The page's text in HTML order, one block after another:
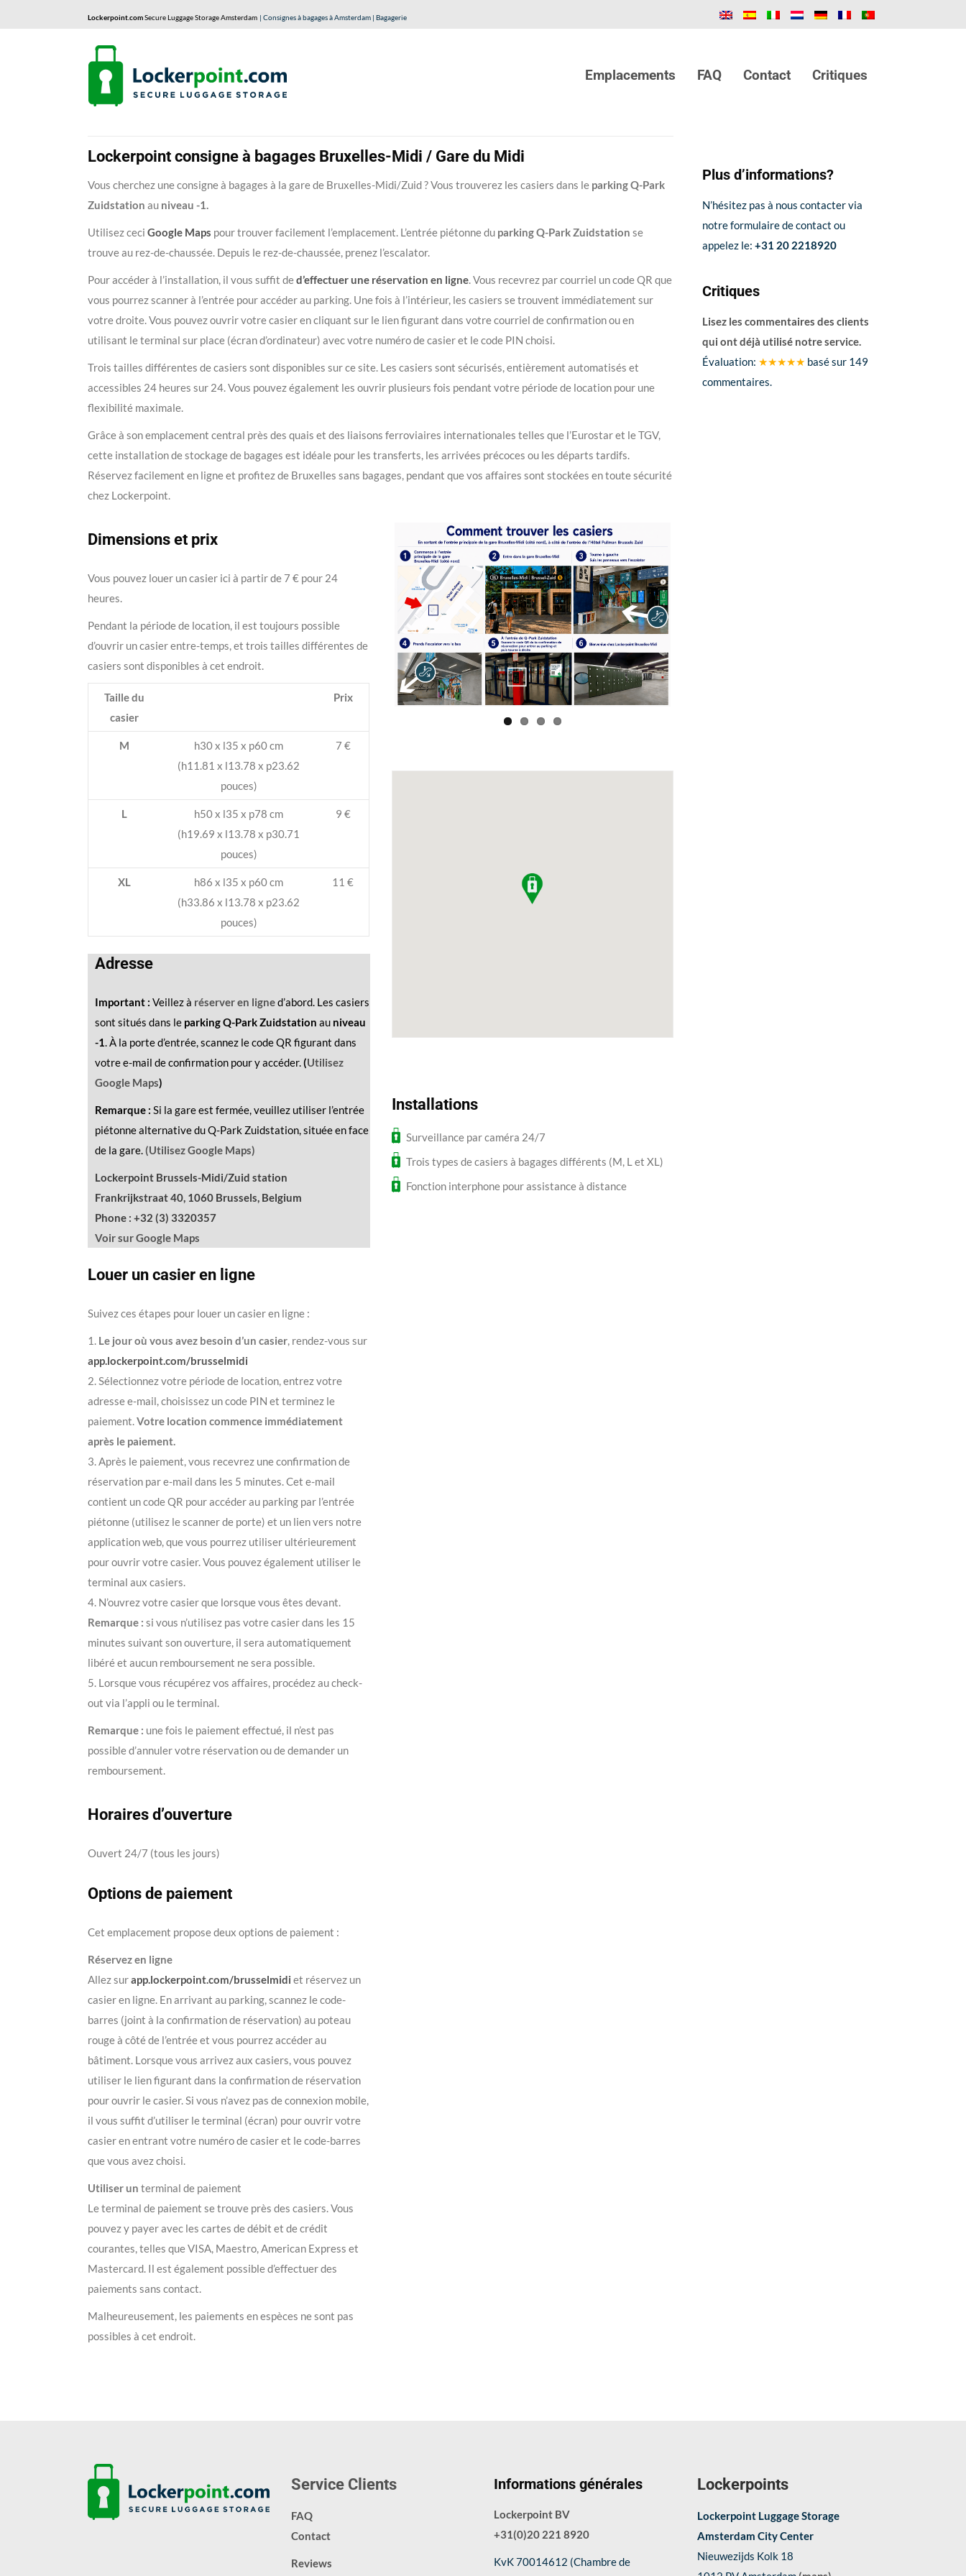
Lockerpoint.comSecure Luggage Storage Amsterdam | Consignes à bagages à Amsterdam | Bagagerie
Emplacements FAQ Contact Critiques
Lockerpoint consigne à bagages Bruxelles-Midi / Gare du Midi
Vous cherchez une consigne à bagages à la gare de Bruxelles-Midi/Zuid ? Vous trouverez les casiers dans le parking Q-Park
Zuidstation au niveau -1.
Utilisez ceci Google Maps pour trouver facilement l’emplacement. L’entrée piétonne du parking Q-Park Zuidstation se
trouve au rez-de-chaussée. Depuis le rez-de-chaussée, prenez l’escalator.
Pour accéder à l’installation, il vous suffit ded’effectuer une réservation en ligne. Vous recevrez par courriel un code QR que
vous pourrez scanner à l’entrée pour accéder au parking. Une fois à l’intérieur, les casiers se trouvent immédiatement sur
votre droite. Vous pouvez ouvrir votre casier en cliquant sur le lien figurant dans votre courriel de confirmation ou en
utilisant le terminal sur place (écran d’ordinateur) avec votre numéro de casier et le code PIN choisi.
Trois tailles différentes de casiers sont disponibles sur ce site. Les casiers sont sécurisés, entièrement automatisés et
accessibles 24 heures sur 24. Vous pouvez également les ouvrir plusieurs fois pendant votre période de location pour une
flexibilité maximale.
Grâce à son emplacement central près des quais et des liaisons ferroviaires internationales telles que l’Eurostar et le TGV,
cette installation de stockage de bagages est idéale pour les transferts, les arrivées précoces ou les départs tardifs.
Réservez facilement en ligne et profitez de Bruxelles sans bagages, pendant que vos affaires sont stockées en toute sécurité
chez Lockerpoint.
Dimensions et prix
Vous pouvez louer un casier ici à partir de 7 € pour 24
heures.
Pendant la période de location, il est toujours possible
d’ouvrir un casier entre-temps, et trois tailles différentes de
casiers sont disponibles à cet endroit.
Taille du
casier
Prix
M
h30 x l35 x p60 cm
(h11.81 x l13.78 x p23.62
pouces)
7 €
L
h50 x l35 x p78 cm
(h19.69 x l13.78 x p30.71
pouces)
9 €
XL
h86 x l35 x p60 cm
(h33.86 x l13.78 x p23.62
pouces)
11 €
Adresse
Important : Veillez à réserver en ligned’abord. Les casiers
sont situés dans le parking Q-Park Zuidstation au niveau
-1. À la porte d’entrée, scannez le code QR figurant dans
votre e-mail de confirmation pour y accéder.(Utilisez
Google Maps)
Remarque : Si la gare est fermée, veuillez utiliser l’entrée
piétonne alternative du Q-Park Zuidstation, située en face
de la gare.(Utilisez Google Maps)
Lockerpoint Brussels-Midi/Zuid station
Frankrijkstraat 40, 1060 Brussels, Belgium
Phone : +32 (3) 3320357
Voir sur Google Maps
Louer un casier en ligne
Suivez ces étapes pour louer un casier en ligne :
1. Le jour où vous avez besoin d’un casier, rendez-vous sur
app.lockerpoint.com/brusselmidi
2. Sélectionnez votre période de location, entrez votre
adresse e-mail, choisissez un code PIN et terminez le
paiement.Votre location commence immédiatement
après le paiement.
3. Après le paiement, vous recevrez une confirmation de
réservation par e-mail dans les 5 minutes. Cet e-mail
contient un code QR pour accéder au parking par l’entrée
piétonne (utilisez le scanner de porte) et un lien vers notre
application web, que vous pourrez utiliser ultérieurement
pour ouvrir votre casier. Vous pouvez également utiliser le
terminal aux casiers.
4. N’ouvrez votre casier que lorsque vous êtes devant.
Remarque : si vous n’utilisez pas votre casier dans les 15
minutes suivant son ouverture, il sera automatiquement
libéré et aucun remboursement ne sera possible.
5. Lorsque vous récupérez vos affaires, procédez au check-
out via l’appli ou le terminal.
Remarque : une fois le paiement effectué, il n’est pas
possible d’annuler votre réservation ou de demander un
remboursement.
Horaires d’ouverture
Ouvert 24/7 (tous les jours)
Options de paiement
Cet emplacement propose deux options de paiement :
Réservez en ligne
Allez surapp.lockerpoint.com/brusselmidi et réservez un
casier en ligne. En arrivant au parking, scannez le code-
barres (joint à la confirmation de réservation) au poteau
rouge à côté de l’entrée et vous pourrez accéder au
bâtiment. Lorsque vous arrivez aux casiers, vous pouvez
utiliser le lien figurant dans la confirmation de réservation
pour ouvrir le casier. Si vous n’avez pas de connexion mobile,
il vous suffit d’utiliser le terminal (écran) pour ouvrir votre
casier en entrant votre numéro de casier et le code-barres
que vous avez choisi.
Utiliser un terminal de paiement
Le terminal de paiement se trouve près des casiers. Vous
pouvez y payer avec les cartes de débit et de crédit
courantes, telles que VISA, Maestro, American Express et
Mastercard. Il est également possible d’effectuer des
paiements sans contact.
Malheureusement, les paiements en espèces ne sont pas
possibles à cet endroit.
Installations
Surveillance par caméra 24/7
Trois types de casiers à bagages différents (M, L et XL)
Fonction interphone pour assistance à distance
Plus d’informations?
N’hésitez pas à nous contacter via
notre formulaire de contact ou
appelez le: +31 20 2218920
Critiques
Lisez les commentaires des clients
qui ont déjà utilisé notre service.
Évaluation: ★★★★★ basé sur 149
commentaires.
Service Clients
FAQ
Contact
Reviews
Informations générales
Lockerpoint BV
+31(0)20 221 8920
KvK 70014612 (Chambre de
Lockerpoints
Lockerpoint Luggage Storage
Amsterdam City Center
Nieuwezijds Kolk 18